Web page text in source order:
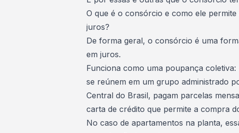
O que é o consórcio e como ele
juros?
De forma geral, o consórcio é uma
em juros.
Funciona como uma poupança
se reúnem em um grupo administrado
Central do Brasil, pagam parcelas
carta de crédito que permite a compra
No caso de apartamentos na planta,